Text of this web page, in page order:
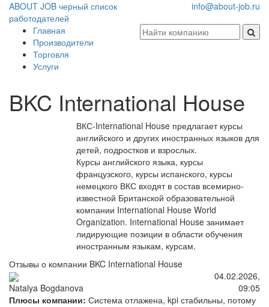
ABOUT JOB черный список
работодателей
info@about-job.ru
Главная
Производители
Торговля
Услуги
BKC International House
ВКС-International House предлагает курсы
английского и других иностранных языков для
детей, подростков и взрослых.
Курсы английского языка, курсы
французского, курсы испанского, курсы
немецкого ВКС входят в состав всемирно-
известной Британской образовательной
компании International House World
Organization. International House занимает
лидирующие позиции в области обучения
иностранным языкам, курсам.
Отзывы о компании BKC International House
Natalya Bogdanova
04.02.2026,
09:05
Плюсы компании: Система отлажена, kpi стабильны, потому